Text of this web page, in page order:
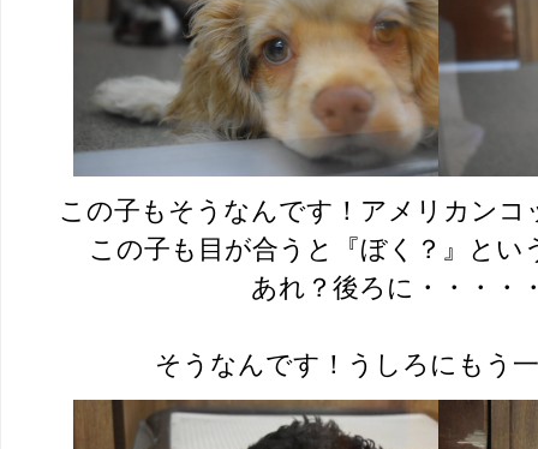
この子もそうなんです！アメリカン
この子も目が合うと『ぼく？』とい
あれ？後ろに・・・・
そうなんです！うしろにもう